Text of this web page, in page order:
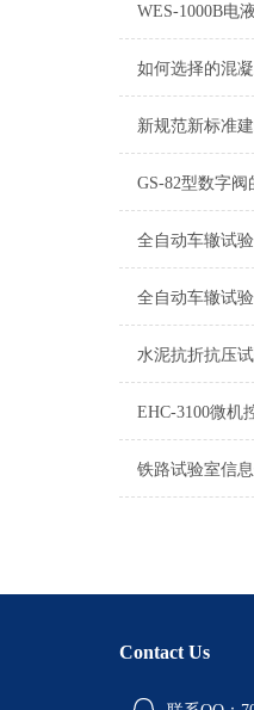
如何选择的混
GS-82型数字
全自动车辙试
全自动车辙试
水泥抗折抗压
Contact Us